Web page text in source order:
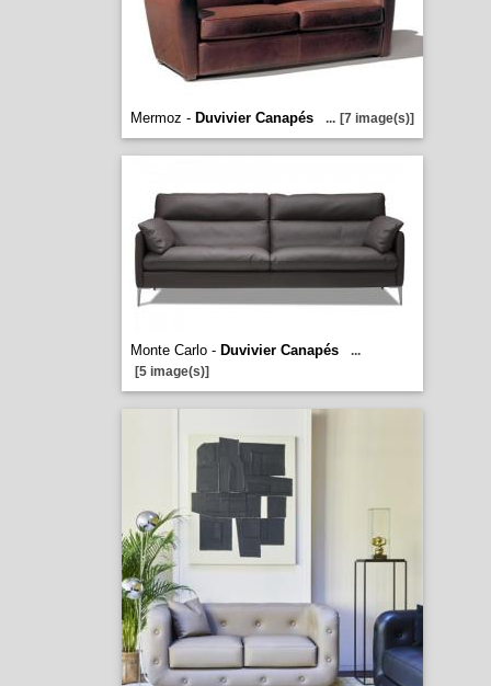
Mermoz - Duvivier Canapés ... [7 image(s)]
Monte Carlo - Duvivier Canapés
...
[5 image(s)]